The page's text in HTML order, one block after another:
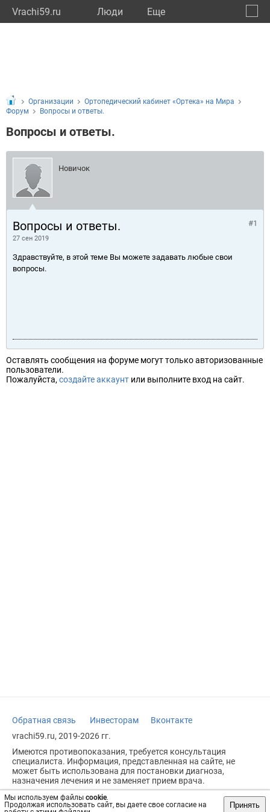
Vrachi59.ru Люди Eще
Мы используем файлы cookie.
Продолжая использовать сайт, вы даете свое согласие на
Принять
Организации
Ортопедический кабинет «Ортека» на Мира
Форум
Вопросы и ответы.
Вопросы и ответы.
Новичок
Вопросы и ответы.
27 сен 2019
#1
Здравствуйте, в этой теме Вы можете задавать любые свои
вопросы.
Оставлять сообщения на форуме могут только авторизованные
пользователи.
Пожалуйста, создайте аккаунт или выполните вход на сайт.
Обратная связь Инвесторам
Вконтакте
vrachi59.ru, 2019-2026 гг.
Имеются противопоказания, требуется консультация
специалиста. Информация, представленная на сайте, не
может быть использована для постановки диагноза,
назначения лечения и не заменяет прием врача.
Возрастное ограничение: 18+